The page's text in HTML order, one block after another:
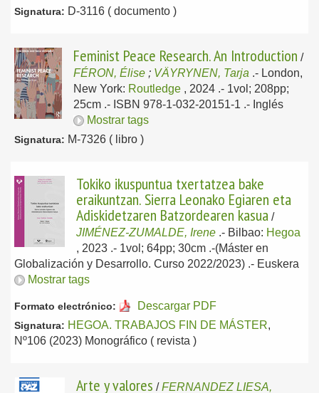
Signatura: D-3116 ( documento )
Feminist Peace Research. An Introduction /
FÉRON, Élise ; VÄYRYNEN, Tarja .- London,
New York: Routledge , 2024 .- 1vol; 208pp;
25cm .- ISBN 978-1-032-20151-1 .- Inglés
Mostrar tags
Signatura: M-7326 ( libro )
Tokiko ikuspuntua txertatzea bake
eraikuntzan. Sierra Leonako Egiaren eta
Adiskidetzaren Batzordearen kasua /
JIMÉNEZ-ZUMALDE, Irene .- Bilbao: Hegoa
, 2023 .- 1vol; 64pp; 30cm .-(Máster en
Globalización y Desarrollo. Curso 2022/2023) .- Euskera
Mostrar tags
Formato electrónico: Descargar PDF
Signatura: HEGOA. TRABAJOS FIN DE MÁSTER,
Nº106 (2023) Monográfico ( revista )
Arte y valores /FERNANDEZ LIESA,